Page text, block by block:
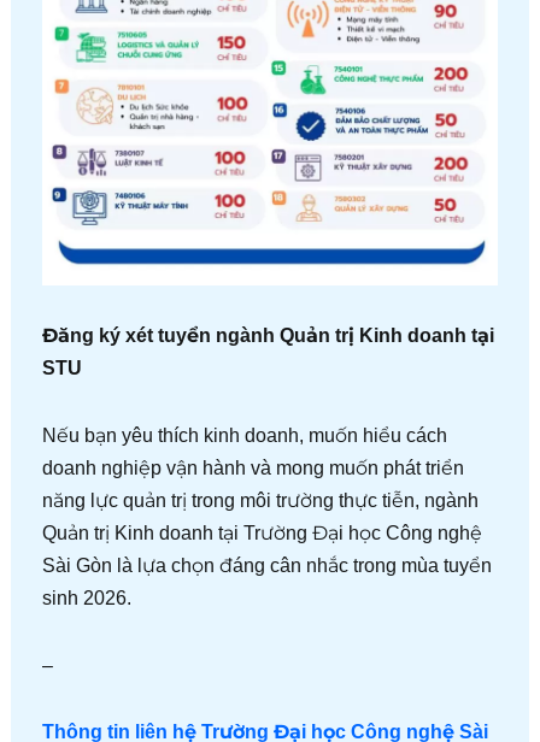
Đăng ký xét tuyển ngành Quản trị Kinh doanh tại
STU
Nếu bạn yêu thích kinh doanh, muốn hiểu cách
doanh nghiệp vận hành và mong muốn phát triển
năng lực quản trị trong môi trường thực tiễn, ngành
Quản trị Kinh doanh tại Trường Đại học Công nghệ
Sài Gòn là lựa chọn đáng cân nhắc trong mùa tuyển
sinh 2026.
–
Thông tin liên hệ Trường Đại học Công nghệ Sài